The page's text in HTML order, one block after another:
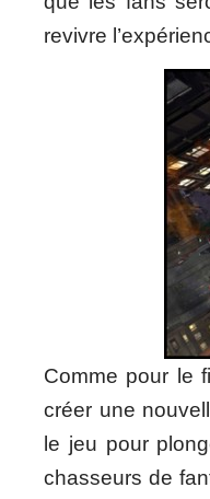
revivre
Comme pour le
créer une
le jeu pour
chasseurs de